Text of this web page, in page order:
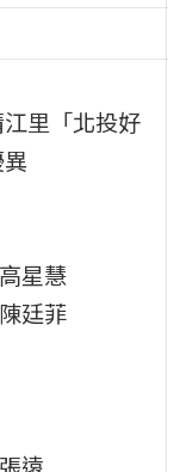
里「北投好
星慧
廷菲